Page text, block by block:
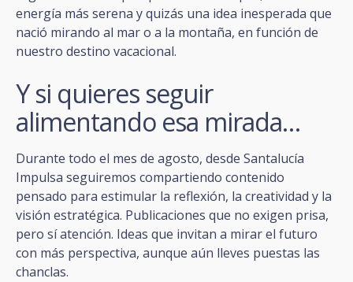
energía más serena y quizás una idea inesperada que
nació mirando al mar o a la montaña, en función de
nuestro destino vacacional.
Y si quieres seguir
alimentando esa mirada…
Durante todo el mes de agosto, desde Santalucía
Impulsa seguiremos compartiendo contenido
pensado para estimular la reflexión, la creatividad y la
visión estratégica. Publicaciones que no exigen prisa,
pero sí atención. Ideas que invitan a mirar el futuro
con más perspectiva, aunque aún lleves puestas las
chanclas.